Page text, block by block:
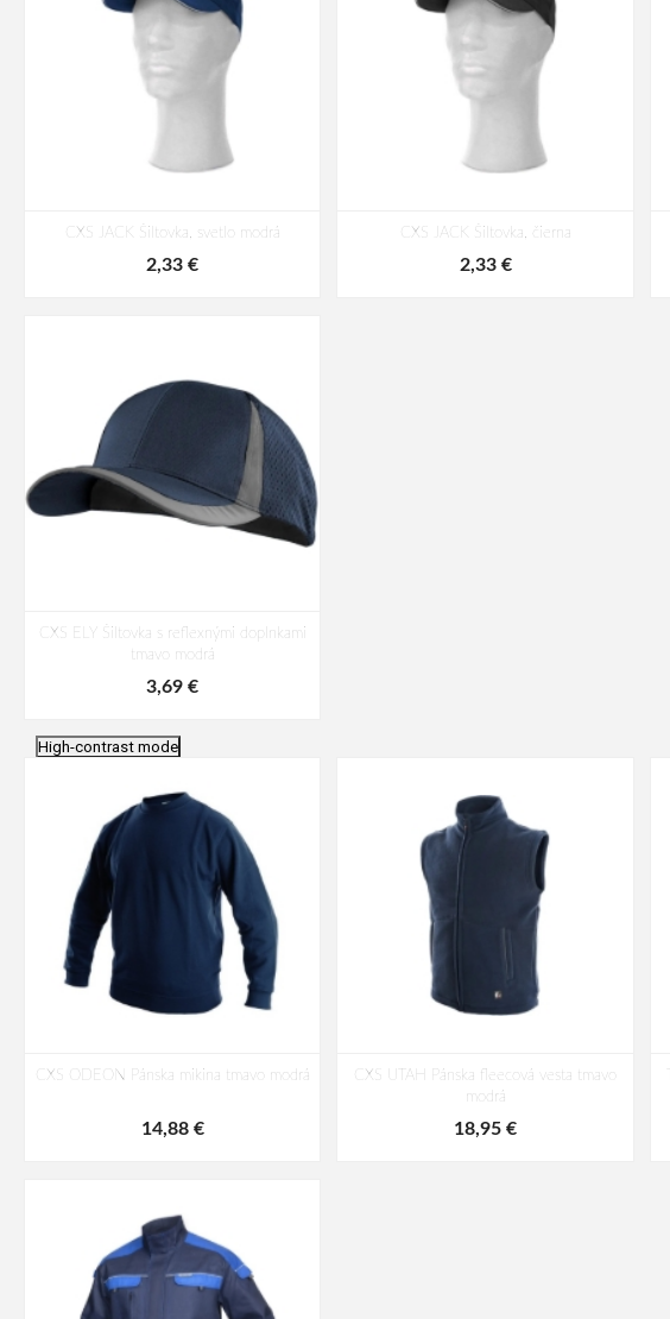
CXS JACK Šiltovka, svetlo modrá
2,33 €
CXS JACK Šiltovka, čierna
2,33 €
CXS ELY Šiltovka s reflexnými doplnkami
tmavo modrá
3,69 €
High-contrast mode
CXS ODEON Pánska mikina tmavo modrá
14,88 €
CXS UTAH Pánska fleecová vesta tmavo
modrá
18,95 €